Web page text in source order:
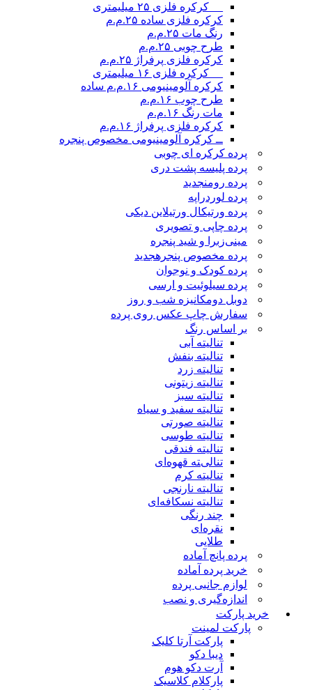
__ کرکره فلزی ۲۵ میلیمتری
کرکره فلزی ساده ۲۵.م.م
رنگ مات ۲۵.م.م
طرح چوبی ۲۵.م.م
کرکره فلزی پرفراژ ۲۵.م.م
__ کرکره فلزی ۱۶ میلیمتری
کرکره آلومینیومی ۱۶.م.م ساده
طرح چوب ۱۶.م.م
مات رنگ ۱۶.م.م
کرکره فلزی پرفراژ ۱۶.م.م
ــ کرکره آلومینیومی مخصوص پنجره
پرده کرکره ای چوبی
پرده پلیسه پشت دری
پرده رومنجدید
پرده لوردراپه
پرده ورتیکال ورتیلاین دیکی
پرده چاپی و تصویری
مینی‌زبرا و شید پنجره
پرده مخصوص پنجره جدید
پرده کودک و نوجوان
پرده سیلوئیت و ارسی
دوبل دومکانیزه شب و روز
سفارش چاپ عکس روی پرده
بر اساس رنگ
تنالیته آبی
تنالیته بنفش
تنالیته زرد
تنالیته زیتونی
تنالیته سبز
تنالیته سفید و سیاه
تنالیته صورتی
تنالیته طوسی
تنالیته فندقی
تنالیته قهوه‌ای
تنالیته کرم
تنالیته نارنجی
تنالیته نسکافه‌ای
چند رنگی
نقره‌ای
طلایی
پرده پانچ آماده
خرید پرده آماده
لوازم جانبی پرده
اندازه‌گیری و نصب
خرید پارکت
پارکت لمینت
پارکت آرتا کلیک
دیبا دکو
آرت دکو هوم
پارکلام کلاسیک